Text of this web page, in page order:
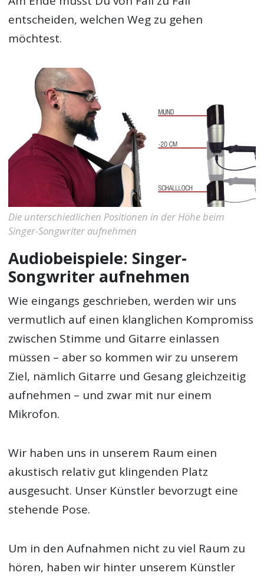
entscheiden, welchen Weg zu gehen
möchtest.
Die unterschiedlichen Positionen in der Höhe beim
Singer-Songwriter aufnehmen
Audiobeispiele: Singer-
Songwriter aufnehmen
Wie eingangs geschrieben, werden wir uns
vermutlich auf einen klanglichen Kompromiss
zwischen Stimme und Gitarre einlassen
müssen – aber so kommen wir zu unserem
Ziel, nämlich Gitarre und Gesang gleichzeitig
aufnehmen – und zwar mit nur einem
Mikrofon.
Wir haben uns in unserem Raum einen
akustisch relativ gut klingenden Platz
ausgesucht. Unser Künstler bevorzugt eine
stehende Pose.
Um in den Aufnahmen nicht zu viel Raum zu
hören, haben wir hinter unserem Künstler